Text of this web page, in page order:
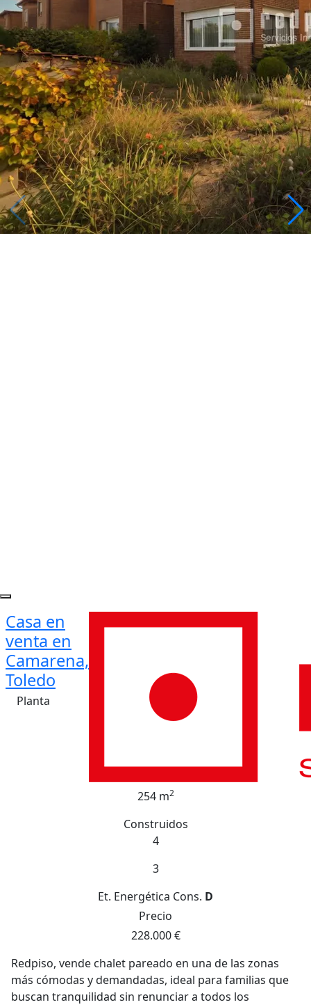
Casa en
venta en
Camarena,
Toledo
Planta
254 m2
Construidos
4
3
Et. Energética Cons. D
Precio
228.000 €
Redpiso, vende chalet pareado en una de las zonas
más cómodas y demandadas, ideal para familias que
buscan tranquilidad sin renunciar a todos los